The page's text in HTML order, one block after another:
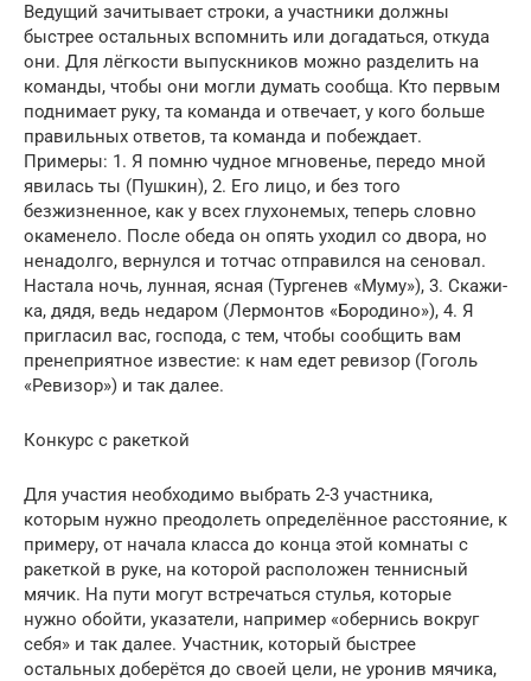
Ведущий зачитывает строки, а участники должны
быстрее остальных вспомнить или догадаться, откуда
они. Для лёгкости выпускников можно разделить на
команды, чтобы они могли думать сообща. Кто первым
поднимает руку, та команда и отвечает, у кого больше
правильных ответов, та команда и побеждает.
Примеры: 1. Я помню чудное мгновенье, передо мной
явилась ты (Пушкин), 2. Его лицо, и без того
безжизненное, как у всех глухонемых, теперь словно
окаменело. После обеда он опять уходил со двора, но
ненадолго, вернулся и тотчас отправился на сеновал.
Настала ночь, лунная, ясная (Тургенев «Муму»), 3. Скажи-
ка, дядя, ведь недаром (Лермонтов «Бородино»), 4. Я
пригласил вас, господа, с тем, чтобы сообщить вам
пренеприятное известие: к нам едет ревизор (Гоголь
«Ревизор») и так далее.
Конкурс с ракеткой
Для участия необходимо выбрать 2-3 участника,
которым нужно преодолеть определённое расстояние, к
примеру, от начала класса до конца этой комнаты с
ракеткой в руке, на которой расположен теннисный
мячик. На пути могут встречаться стулья, которые
нужно обойти, указатели, например «обернись вокруг
себя» и так далее. Участник, который быстрее
остальных доберётся до своей цели, не уронив мячика,